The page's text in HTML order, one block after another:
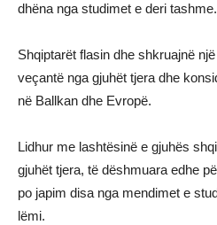
dhëna nga studimet e deri tashme.
Shqiptarët flasin dhe shkruajnë
veçantë nga gjuhët tjera dhe
në Ballkan dhe Evropë.
Lidhur me lashtësinë e gjuhës
gjuhët tjera, të dëshmuara edhe
po japim disa nga mendimet e
lëmi.